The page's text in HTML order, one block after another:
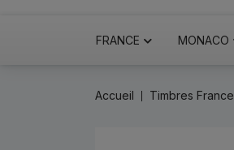
FRANCE MONACO
Accueil Timbres France